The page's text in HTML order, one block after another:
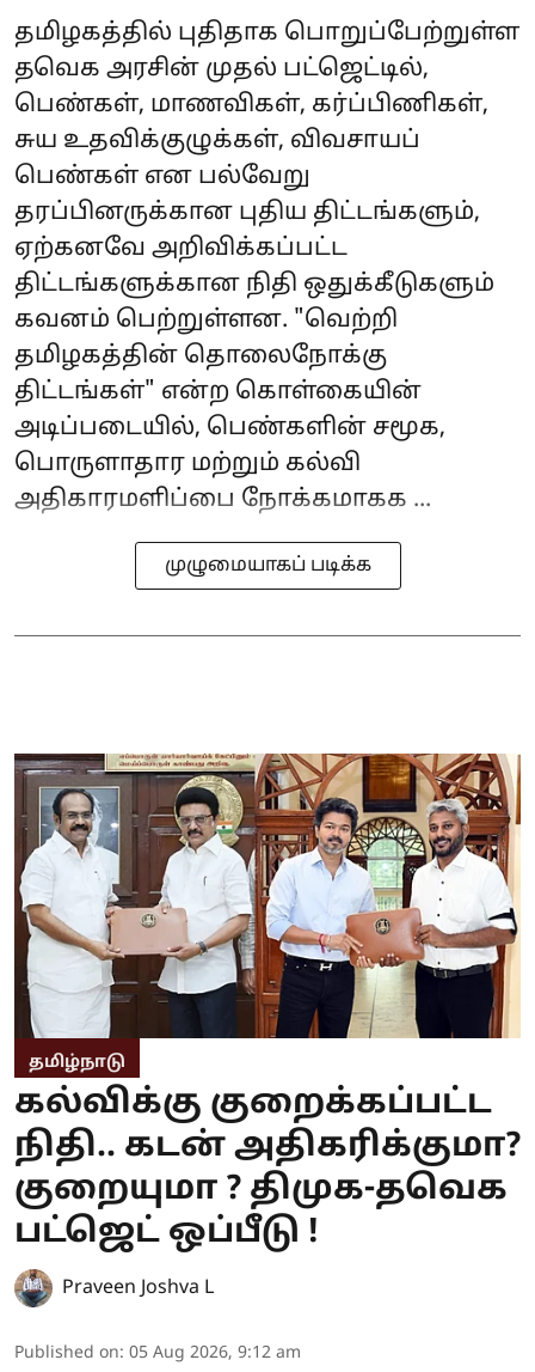
தமிழகத்தில் புதிதாக பொறுப்பேற்றுள்ள
தவெக அரசின் முதல் பட்ஜெட்டில்,
பெண்கள், மாணவிகள், கர்ப்பிணிகள்,
சுய உதவிக்குழுக்கள், விவசாயப்
பெண்கள் என பல்வேறு
தரப்பினருக்கான புதிய திட்டங்களும்,
ஏற்கனவே அறிவிக்கப்பட்ட
திட்டங்களுக்கான நிதி ஒதுக்கீடுகளும்
கவனம் பெற்றுள்ளன. "வெற்றி
தமிழகத்தின் தொலைநோக்கு
திட்டங்கள்" என்ற கொள்கையின்
அடிப்படையில், பெண்களின் சமூக,
பொருளாதார மற்றும் கல்வி
அதிகாரமளிப்பை நோக்கமாகக ...
முழுமையாகப் படிக்க
தமிழ்நாடு
கல்விக்கு குறைக்கப்பட்ட
நிதி.. கடன் அதிகரிக்குமா?
குறையுமா ? திமுக-தவெக
பட்ஜெட் ஒப்பீடு !
Praveen Joshva L
Published on: 05 Aug 2026, 9:12 am